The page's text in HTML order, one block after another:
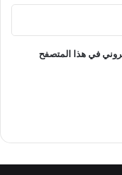
في هذا المتصفح